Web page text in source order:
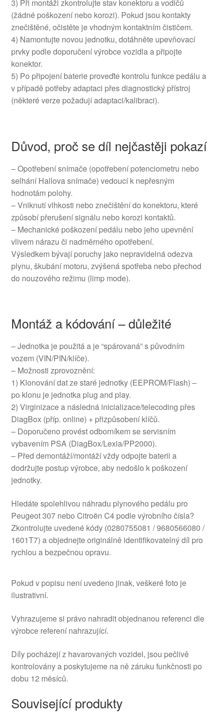
3) Při montáži zkontrolujte stav konektoru a vodičů
(žádné poškození nebo korozi). Pokud jsou kontakty
znečištěné, očistěte je vhodným kontaktním čističem.
4) Namontujte novou jednotku, dotáhněte upevňovací
prvky podle doporučení výrobce vozidla a připojte
konektor.
5) Po připojení baterie proveďte kontrolu funkce pedálu a
v případě potřeby adaptaci přes diagnostický přístroj
(některé verze požadují adaptaci/kalibraci).
Důvod, proč se díl nejčastěji pokazí
– Opotřebení snímače (opotřebení potenciometru nebo
selhání Hallova snímače) vedoucí k nepřesným
hodnotám polohy.
– Vniknutí vlhkosti nebo znečištění do konektoru, které
způsobí přerušení signálu nebo korozi kontaktů.
– Mechanické poškození pedálu nebo jeho upevnění
vlivem nárazu či nadměrného opotřebení.
Výsledkem bývají poruchy jako nepravidelná odezva
plynu, škubání motoru, zvýšená spotřeba nebo přechod
do nouzového režimu (limp mode).
Montáž a kódování – důležité
– Jednotka je použitá a je “spárovaná” s původním
vozem (VIN/PIN/klíče).
– Možnosti zprovoznění:
1) Klonování dat ze staré jednotky (EEPROM/Flash) –
po klonu je jednotka plug and play.
2) Virginizace a následná inicializace/telecoding přes
DiagBox (příp. online) + přizpůsobení klíčů.
– Doporučeno provést odborníkem se servisním
vybavením PSA (DiagBox/Lexia/PP2000).
– Před demontáží/montáží vždy odpojte baterii a
dodržujte postup výrobce, aby nedošlo k poškození
jednotky.
Hledáte spolehlivou náhradu plynového pedálu pro
Peugeot 307 nebo Citroën C4 podle výrobního čísla?
Zkontrolujte uvedené kódy (0280755081 / 9680566080 /
1601T7) a objednejte originálně identifikovatelný díl pro
rychlou a bezpečnou opravu.
Pokud v popisu není uvedeno jinak, veškeré foto je
ilustrativní.
Vyhrazujeme si právo nahradit objednanou referenci dle
výrobce referení nahrazující.
Díly pocházejí z havarovaných vozidel, jsou pečlivě
kontrolovány a poskytujeme na ně záruku funkčnosti po
dobu 12 měsíců.
Související produkty